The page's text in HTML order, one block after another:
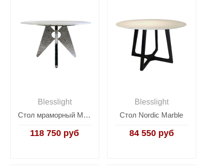
Blesslight
Стол мраморный Merida
118 750 руб
Blesslight
Стол Nordic Marble
84 550 руб